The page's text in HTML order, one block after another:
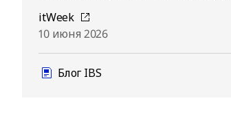
itWeek
10 июня 2026
Блог IBS